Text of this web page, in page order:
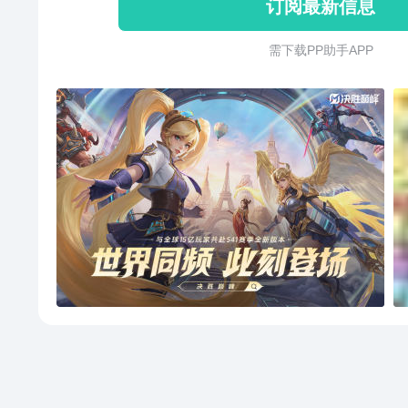
订阅最新信息
需 下 载 P P 助 手 A P P